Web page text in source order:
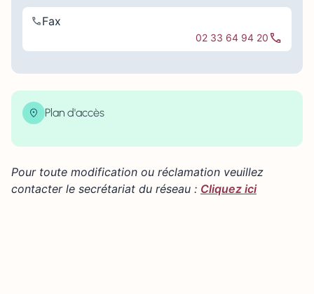
Fax
02 33 64 94 20
Plan d'accès
×
−
Pour toute modification ou réclamation veuillez
contacter le secrétariat du réseau : Cliquez ici